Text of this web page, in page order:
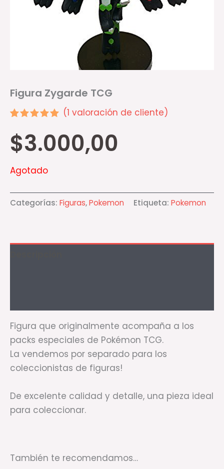
Figura Zygarde TCG
5.00
sobre 5
basado en
de cliente
(1 valoración de cliente)
$3.000,00
Agotado
Categorías: Figuras,Pokemon Etiqueta: Pokemon
Figura que originalmente acompaña a los
packs especiales de Pokémon TCG.
La vendemos por separado para los
coleccionistas de figuras!
De excelente calidad y detalle, una pieza ideal
para coleccionar.
También te recomendamos…